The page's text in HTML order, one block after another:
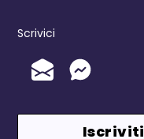
Scrivici
Invia un'Email